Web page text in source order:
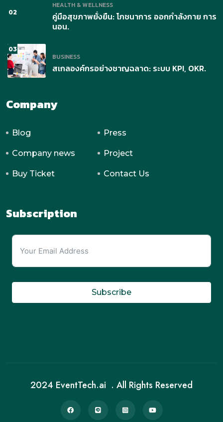
02
HEALTH & WELLNESS
คู่มือสุขภาพยั่งยืน: โภชนาการ ออกกำลังกาย การ
นอน.
03
BUSINESS
สเกลองค์กรอย่างชาญฉลาด: ระบบ KPI, OKR.
Company
Blog Press
Company news Project
Buy Ticket Contact Us
Subscription
Subscribe
2024 EventTech.ai . All Rights Reserved